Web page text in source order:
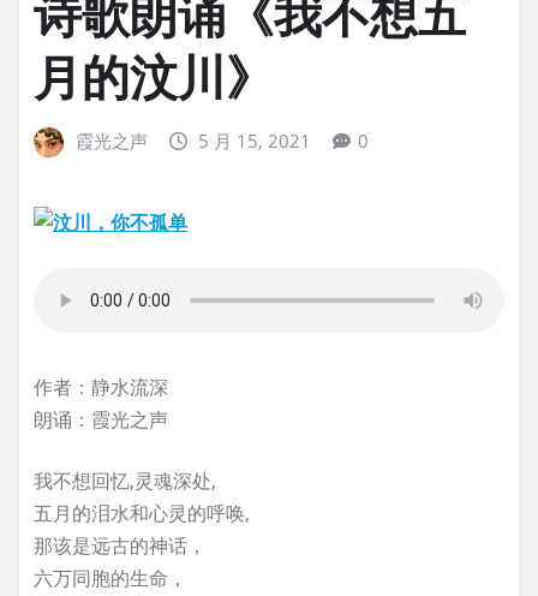
诗歌朗诵《我不想五
月的汶川》
霞光之声 5 月 15, 2021 0
作者：静水流深
朗诵：霞光之声
我不想回忆,灵魂深处,
五月的泪水和心灵的呼唤,
那该是远古的神话，
六万同胞的生命，